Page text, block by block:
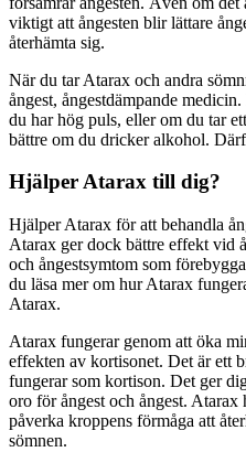
viktigt att ångesten blir lättare
återhämta sig.
När du tar Atarax och andra
ångest, ångestdämpande
du har hög puls, eller om du tar
bättre om du dricker alkohol.
Hjälper Atarax till dig?
Hjälper Atarax för att behandla
Atarax ger dock bättre effekt vid
och ångestsymtom som
du läsa mer om hur Atarax
Atarax.
Atarax fungerar genom att öka
effekten av kortisonet. Det är ett
fungerar som kortison. Det ger
oro för ångest och ångest.
påverka kroppens förmåga att
sömnen.